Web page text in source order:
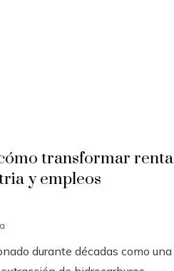
transformar renta
y empleos
durante décadas como una